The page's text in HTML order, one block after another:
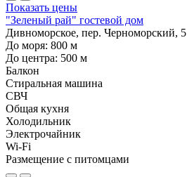
Показать цены
"Зеленый рай" гостевой дом
Дивноморское, пер. Черноморский, 5
До моря: 800 м
До центра: 500 м
Балкон
Стиральная машина
СВЧ
Общая кухня
Холодильник
Электрочайник
Wi-Fi
Размещение с питомцами